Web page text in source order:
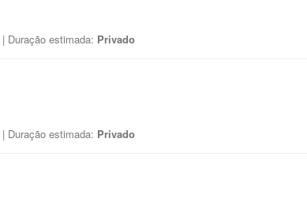
| Duração estimada: Privado
| Duração estimada: Privado